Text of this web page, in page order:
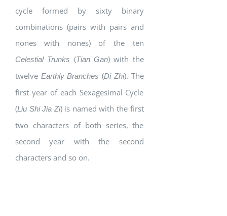
cycle formed by sixty binary
combinations (pairs with pairs and
nones with nones) of the ten
Celestial Trunks (Tian Gan) with the
twelve Earthly Branches (Di Zhi). The
first year of each Sexagesimal Cycle
(Liu Shi Jia Zi) is named with the first
two characters of both series, the
second year with the second
characters and so on.